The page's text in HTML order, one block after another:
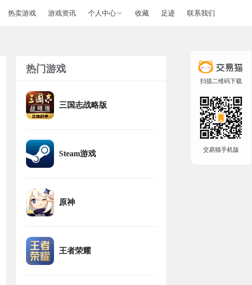
热卖游戏 游戏资讯 个人中心 收藏 足迹 联系我们
热门游戏
三国志战略版
Steam游戏
原神
王者荣耀
扫描二维码下载
交易猫手机版